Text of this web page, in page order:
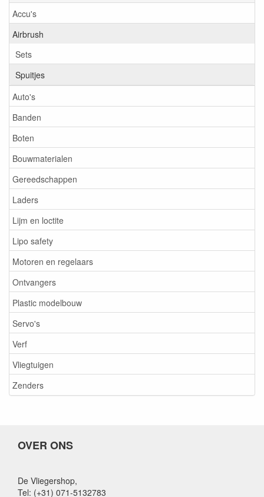
Accu's
Airbrush
Sets
Spuitjes
Auto's
Banden
Boten
Bouwmaterialen
Gereedschappen
Laders
Lijm en loctite
Lipo safety
Motoren en regelaars
Ontvangers
Plastic modelbouw
Servo's
Verf
Vliegtuigen
Zenders
OVER ONS
De Vliegershop,
Tel: (+31) 071-5132783